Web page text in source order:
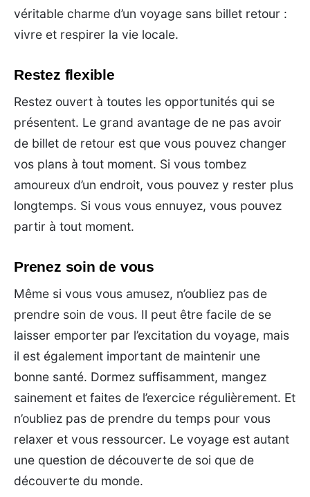
véritable charme d’un voyage sans billet retour :
vivre et respirer la vie locale.
Restez flexible
Restez ouvert à toutes les opportunités qui se
présentent. Le grand avantage de ne pas avoir
de billet de retour est que vous pouvez changer
vos plans à tout moment. Si vous tombez
amoureux d’un endroit, vous pouvez y rester plus
longtemps. Si vous vous ennuyez, vous pouvez
partir à tout moment.
Prenez soin de vous
Même si vous vous amusez, n’oubliez pas de
prendre soin de vous. Il peut être facile de se
laisser emporter par l’excitation du voyage, mais
il est également important de maintenir une
bonne santé. Dormez suffisamment, mangez
sainement et faites de l’exercice régulièrement. Et
n’oubliez pas de prendre du temps pour vous
relaxer et vous ressourcer. Le voyage est autant
une question de découverte de soi que de
découverte du monde.